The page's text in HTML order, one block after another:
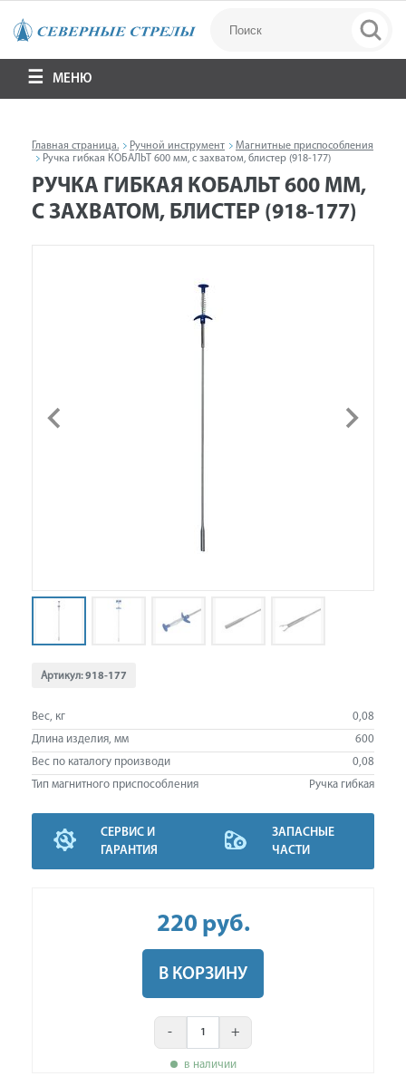
МЕНЮ
Главная страница. Ручной инструмент
Магнитные приспособления
Ручка гибкая КОБАЛЬТ 600 мм, с захватом, блистер (918-177)
РУЧКА ГИБКАЯ КОБАЛЬТ 600 ММ,
С ЗАХВАТОМ, БЛИСТЕР (918-177)
Артикул:918-177
Вес, кг
0,08
Длина изделия, мм
600
Вес по каталогу производи
0,08
Тип магнитного приспособления
Ручка гибкая
СЕРВИС И
ГАРАНТИЯ
ЗАПАСНЫЕ
ЧАСТИ
220 руб.
В КОРЗИНУ
- +
в наличии